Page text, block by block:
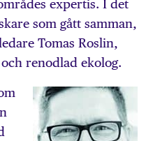
expertis. I det
som gått samman,
Tomas Roslin,
renodlad ekolog.